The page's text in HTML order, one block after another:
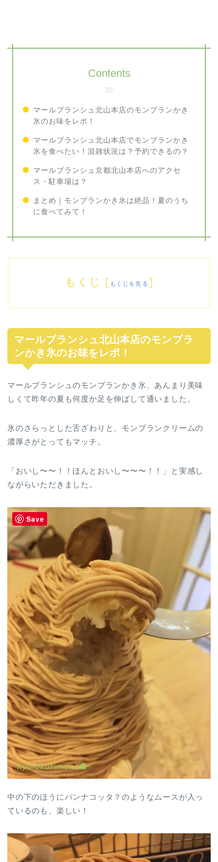
Contents
マールブランシュ北山本店のモンブランかき
氷のお味をレポ！
マールブランシュ北山本店でモンブランかき
氷を食べたい！混雑状況は？予約できるの？
マールブランシュ京都北山本店へのアクセ
ス・駐車場は？
まとめ｜モンブランかき氷は絶品！夏のうち
に食べてみて！
もくじ [ もくじを見る]
マールブランシュ北山本店のモンブラ
ンかき氷のお味をレポ！
マールブランシュのモンブランかき氷、あんまり美味
しくて昨年の夏も何度か足を伸ばして通いました。
氷のさらっとした舌ざわりと、モンブランクリームの
濃厚さがとってもマッチ。
「おいし〜〜！！ほんとおいし〜〜〜！！」と実感し
ながらいただきました。
中の下のほうにパンナコッタ？のようなムースが入っ
ているのも、楽しい！
Save